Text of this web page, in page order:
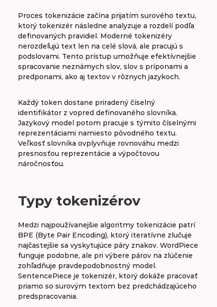
Text generation
Text to image (TTI)
Text to speech (TTS)
Token
Tokenizácia
Tokenizér
Proces tokenizácie začína prijatím surového textu,
ktorý tokenizér následne analyzuje a rozdelí podľa
definovaných pravidiel. Moderné tokenizéry
nerozdeľujú text len na celé slová, ale pracujú s
podslovami. Tento prístup umožňuje efektívnejšie
spracovanie neznámych slov, slov s príponami a
predponami, ako aj textov v rôznych jazykoch.
Každý token dostane priradený číselný
identifikátor z vopred definovaného slovníka.
Jazykový model potom pracuje s týmito číselnými
reprezentáciami namiesto pôvodného textu.
Veľkosť slovníka ovplyvňuje rovnováhu medzi
presnosťou reprezentácie a výpočtovou
náročnosťou.
Typy tokenizérov
Medzi najpoužívanejšie algoritmy tokenizácie patrí
BPE (Byte Pair Encoding), ktorý iteratívne zlučuje
najčastejšie sa vyskytujúce páry znakov. WordPiece
funguje podobne, ale pri výbere párov na zlúčenie
zohľadňuje pravdepodobnostný model.
SentencePiece je tokenizér, ktorý dokáže pracovať
priamo so surovým textom bez predchádzajúceho
predspracovania.